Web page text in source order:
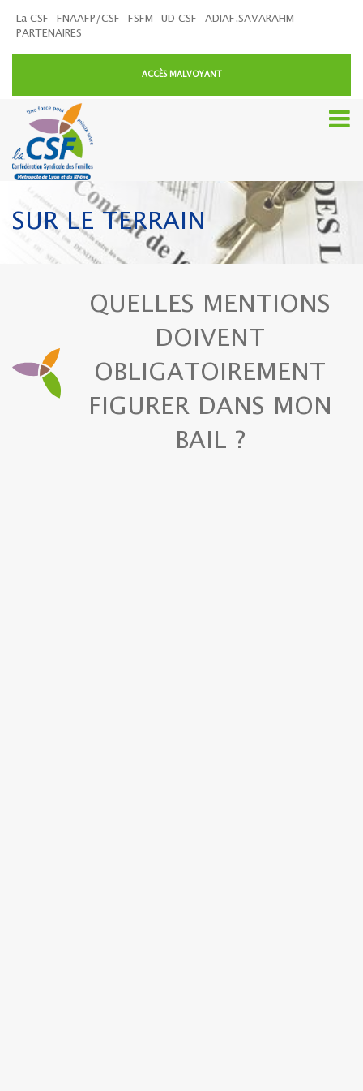
La CSF FNAAFP/CSF FSFM UD CSF
ADIAF.SAVARAHM
PARTENAIRES
ACCÈS MALVOYANT
SUR LE TERRAIN
QUELLES MENTIONS
DOIVENT
OBLIGATOIREMENT
FIGURER DANS MON
BAIL ?